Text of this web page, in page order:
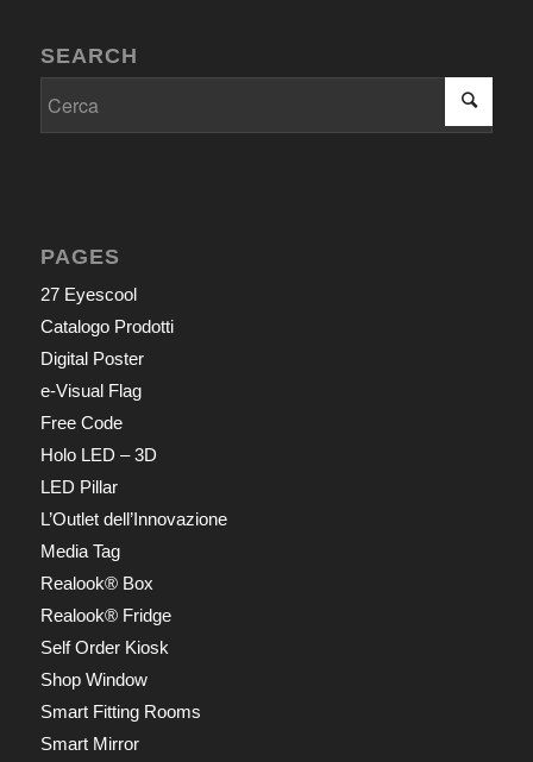
SEARCH
PAGES
27 Eyescool
Catalogo Prodotti
Digital Poster
e-Visual Flag
Free Code
Holo LED – 3D
LED Pillar
L’Outlet dell’Innovazione
Media Tag
Realook® Box
Realook® Fridge
Self Order Kiosk
Shop Window
Smart Fitting Rooms
Smart Mirror